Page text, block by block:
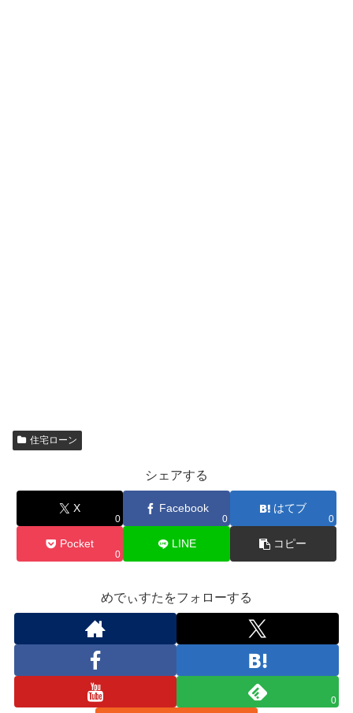
住宅ローン
シェアする
X
0
Facebook
0
はてブ
0
Pocket
0
LINE コピー
めでぃすたをフォローする
0